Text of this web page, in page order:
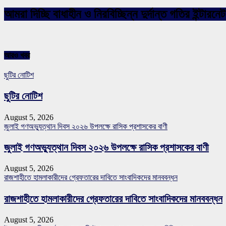
আমরা দিচ্ছি বাধাহীন ও নিরবিচ্ছিন্ন দুর্দান্ত গতির
আরও খবর
ছুটির নোটিশ
ছুটির নোটিশ
August 5, 2026
জুলাই গণঅভ্যুত্থান দিবস ২০২৬ উপলক্ষে রাসিক প্রশাসকের বাণী
জুলাই গণঅভ্যুত্থান দিবস ২০২৬ উপলক্ষে রাসিক প্রশাসকের বাণী
August 5, 2026
রাজশাহীতে হামলাকারীদের গ্রেফতারের দাবিতে সাংবাদিকদের মানববন্ধন
রাজশাহীতে হামলাকারীদের গ্রেফতারের দাবিতে সাংবাদিকদের মানববন্ধন
August 5, 2026